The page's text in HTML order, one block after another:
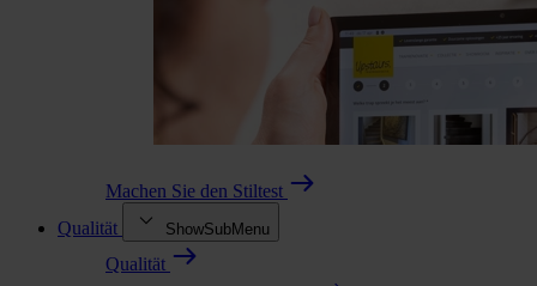
Machen Sie den Stiltest
Qualität
ShowSubMenu
Qualität